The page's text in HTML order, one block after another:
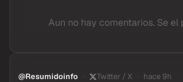
Aun no hay comentarios. Se el
@Resumidoinfo Twitter / X hace 9h